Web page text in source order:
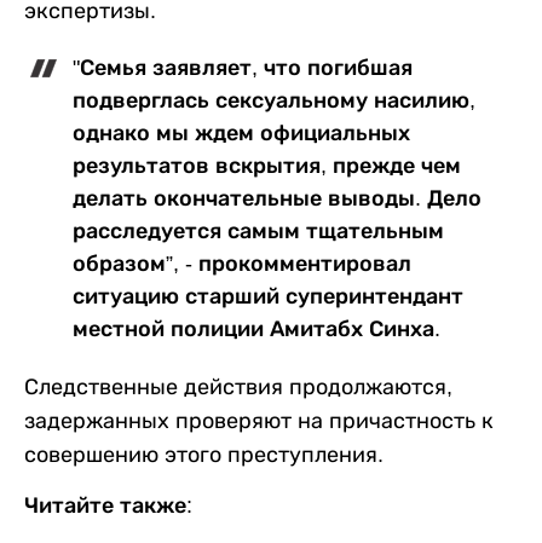
экспертизы.
"Семья заявляет, что погибшая
подверглась сексуальному насилию,
однако мы ждем официальных
результатов вскрытия, прежде чем
делать окончательные выводы. Дело
расследуется самым тщательным
образом”, - прокомментировал
ситуацию старший суперинтендант
местной полиции Амитабх Синха.
Следственные действия продолжаются,
задержанных проверяют на причастность к
совершению этого преступления.
Читайте также: